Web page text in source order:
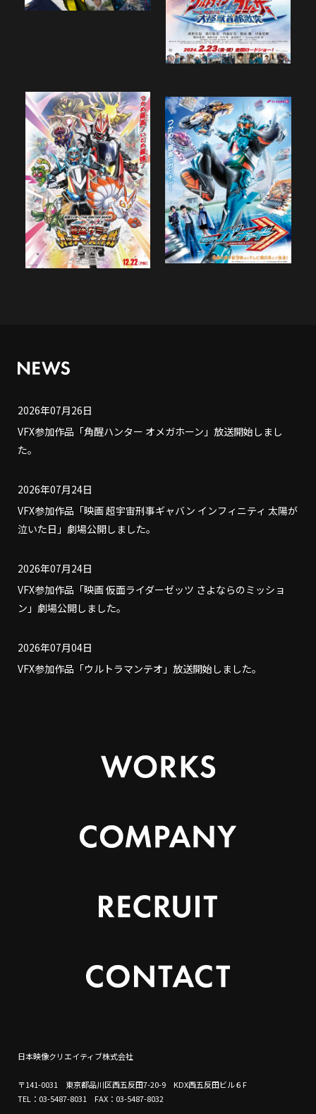
2026年07月26日
VFX参加作品「角醒ハンター オメガホーン」放送開始しまし
た。
2026年07月24日
VFX参加作品「映画 超宇宙刑事ギャバン インフィニティ 太陽が
泣いた日」劇場公開しました。
2026年07月24日
VFX参加作品「映画 仮面ライダーゼッツ さよならのミッショ
ン」劇場公開しました。
2026年07月04日
VFX参加作品「ウルトラマンテオ」放送開始しました。
日本映像クリエイティブ株式会社
〒141-0031 東京都品川区西五反田7-20-9 KDX西五反田ビル６F
TEL：03-5487-8031 FAX：03-5487-8032